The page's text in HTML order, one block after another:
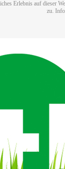
Erlebnis auf dieser
zu.